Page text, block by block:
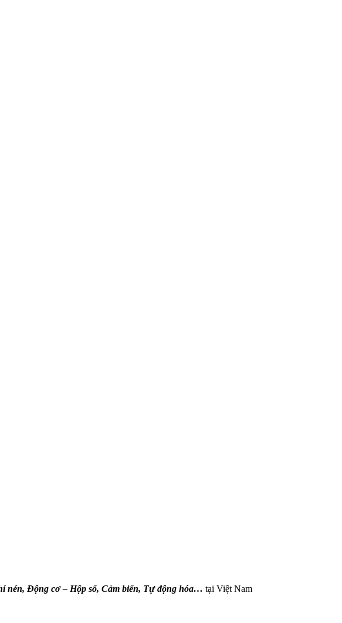
nén, Động cơ – Hộp số, Cảm biến, Tự động hóa… tại Việt Nam